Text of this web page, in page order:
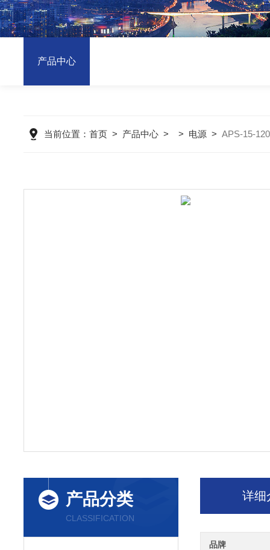
产品中心
当前位置： 首页 > 产品中心 > > 电源 > APS-15-
产品分类
CLASSIFICATION
详细
品牌